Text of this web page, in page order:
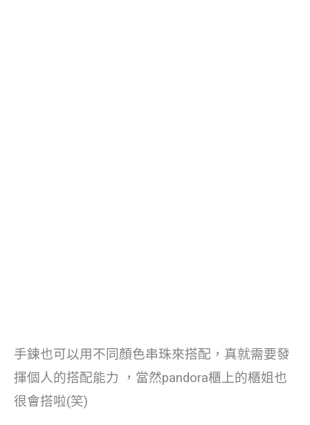
手鍊也可以用不同顏色串珠來搭配，真就需要發
揮個人的搭配能力 ，當然pandora櫃上的櫃姐也
很會搭啦(笑)